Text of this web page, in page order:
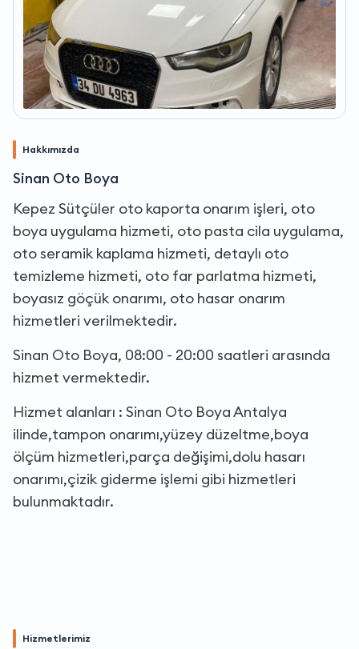
Hakkımızda
Sinan Oto Boya
Kepez Sütçüler oto kaporta onarım işleri, oto
boya uygulama hizmeti, oto pasta cila uygulama,
oto seramik kaplama hizmeti, detaylı oto
temizleme hizmeti, oto far parlatma hizmeti,
boyasız göçük onarımı, oto hasar onarım
hizmetleri verilmektedir.
Sinan Oto Boya, 08:00 - 20:00 saatleri arasında
hizmet vermektedir.
Hizmet alanları : Sinan Oto Boya Antalya
ilinde,tampon onarımı,yüzey düzeltme,boya
ölçüm hizmetleri,parça değişimi,dolu hasarı
onarımı,çizik giderme işlemi gibi hizmetleri
bulunmaktadır.
Hizmetlerimiz